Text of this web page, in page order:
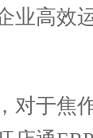
业高效
于焦